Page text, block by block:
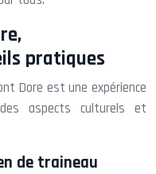
pratiques
Dore est une expérience
aspects culturels et
de traineau